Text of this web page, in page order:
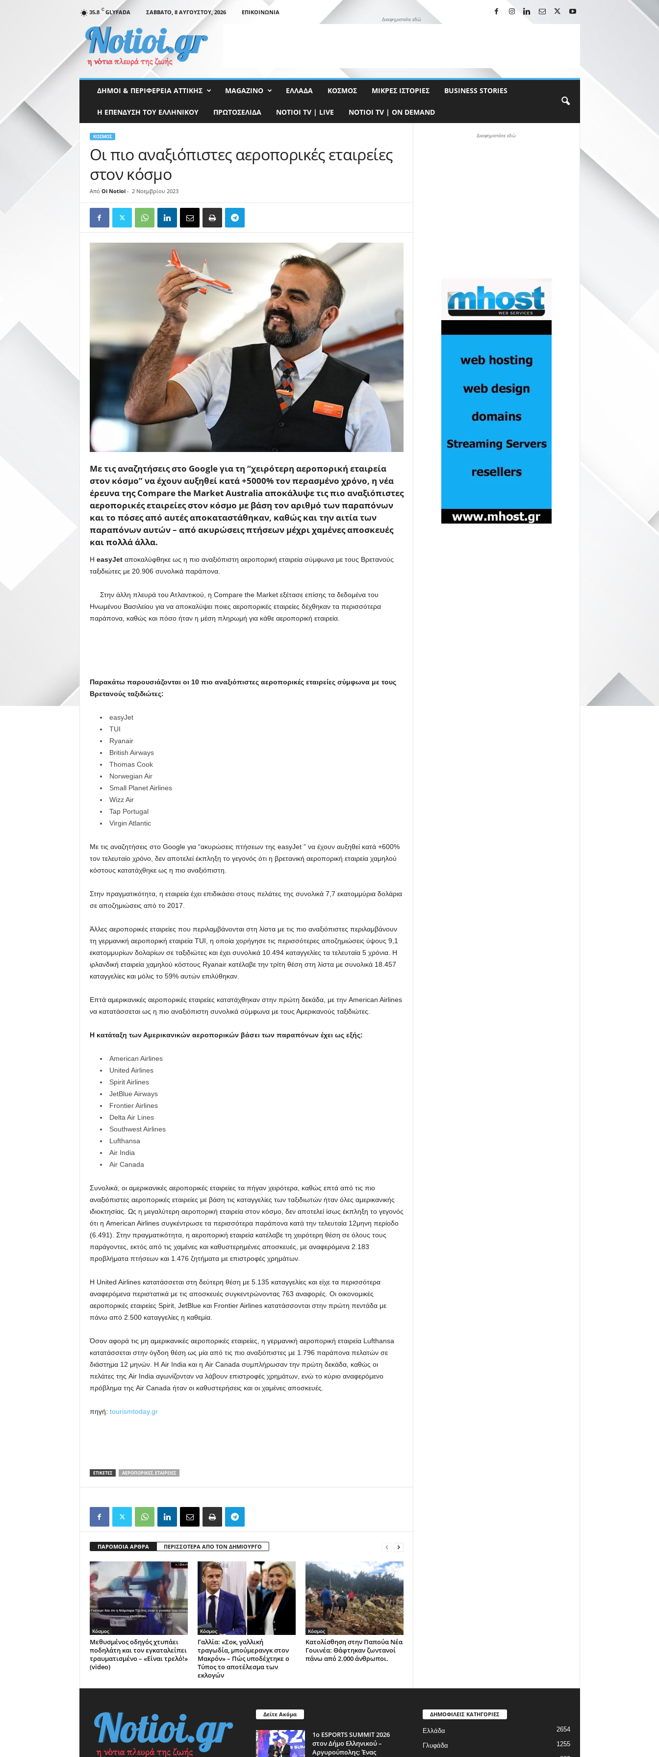
35.8 C GLYFADA ΣΆΒΒΑΤΟ, 8 ΑΥΓΟΎΣΤΟΥ, 2026
ΕΠΙΚΟΙΝΩΝΊΑ
t
Διαφημιστείτε εδώ
ΔΉΜΟΙ & ΠΕΡΙΦΈΡΕΙΑ ΑΤΤΙΚΉΣ MAGAZINO ΕΛΛΆΔΑ ΚΌΣΜΟΣ ΜΙΚΡΈΣ ΙΣΤΟΡΊΕΣ BUSINESS STORIES
Η ΕΠΕΝΔΥΣΗ ΤΟΥ ΕΛΛΗΝΙΚΟΥ ΠΡΩΤΟΣΈΛΙΔΑ NOTIOI TV | LIVE NOTIOI TV | ON DEMAND
ΚΌΣΜΟΣ
Οι πιο αναξιόπιστες αεροπορικές εταιρείες
στον κόσμο
Από Oi Notioi- 2 Νοεμβρίου 2023
Με τις αναζητήσεις στο Google για τη “χειρότερη αεροπορική εταιρεία
στον κόσμο” να έχουν αυξηθεί κατά +5000% τον περασμένο χρόνο, η νέα
έρευνα της Compare the Market Australia αποκάλυψε τις πιο αναξιόπιστες
αεροπορικές εταιρείες στον κόσμο με βάση τον αριθμό των παραπόνων
και το πόσες από αυτές αποκαταστάθηκαν, καθώς και την αιτία των
παραπόνων αυτών – από ακυρώσεις πτήσεων μέχρι χαμένες αποσκευές
και πολλά άλλα.
Η easyJetαποκαλύφθηκε ως η πιο αναξιόπιστη αεροπορική εταιρεία σύμφωνα με τους Βρετανούς
ταξιδιώτες με 20.906 συνολικά παράπονα.
Στην άλλη πλευρά του Ατλαντικού, η Compare the Market εξέτασε επίσης τα δεδομένα του
Ηνωμένου Βασιλείου για να αποκαλύψει ποιες αεροπορικές εταιρείες δέχθηκαν τα περισσότερα
παράπονα, καθώς και πόσο ήταν η μέση πληρωμή για κάθε αεροπορική εταιρεία.
Παρακάτω παρουσιάζονται οι 10 πιο αναξιόπιστες αεροπορικές εταιρείες σύμφωνα με τους
Βρετανούς ταξιδιώτες:
easyJet
TUI
Ryanair
British Airways
Thomas Cook
Norwegian Air
Small Planet Airlines
Wizz Air
Tap Portugal
Virgin Atlantic
Με τις αναζητήσεις στο Google για “ακυρώσεις πτήσεων της easyJet ” να έχουν αυξηθεί κατά +600%
τον τελευταίο χρόνο, δεν αποτελεί έκπληξη το γεγονός ότι η βρετανική αεροπορική εταιρεία χαμηλού
κόστους κατατάχθηκε ως η πιο αναξιόπιστη.
Στην πραγματικότητα, η εταιρεία έχει επιδικάσει στους πελάτες της συνολικά 7,7 εκατομμύρια δολάρια
σε αποζημιώσεις από το 2017.
Άλλες αεροπορικές εταιρείες που περιλαμβάνονται στη λίστα με τις πιο αναξιόπιστες περιλαμβάνουν
τη γερμανική αεροπορική εταιρεία TUI, η οποία χορήγησε τις περισσότερες αποζημιώσεις ύψους 9,1
εκατομμυρίων δολαρίων σε ταξιδιώτες και έχει συνολικά 10.494 καταγγελίες τα τελευταία 5 χρόνια. Η
ιρλανδική εταιρεία χαμηλού κόστους Ryanair κατέλαβε την τρίτη θέση στη λίστα με συνολικά 18.457
καταγγελίες και μόλις το 59% αυτών επιλύθηκαν.
Επτά αμερικανικές αεροπορικές εταιρείες κατατάχθηκαν στην πρώτη δεκάδα, με την American Airlines
να κατατάσσεται ως η πιο αναξιόπιστη συνολικά σύμφωνα με τους Αμερικανούς ταξιδιώτες.
Η κατάταξη των Αμερικανικών αεροπορικών βάσει των παραπόνων έχει ως εξής:
American Airlines
United Airlines
Spirit Airlines
JetBlue Airways
Frontier Airlines
Delta Air Lines
Southwest Airlines
Lufthansa
Air India
Air Canada
Συνολικά, οι αμερικανικές αεροπορικές εταιρείες τα πήγαν χειρότερα, καθώς επτά από τις πιο
αναξιόπιστες αεροπορικές εταιρείες με βάση τις καταγγελίες των ταξιδιωτών ήταν όλες αμερικανικής
ιδιοκτησίας. Ως η μεγαλύτερη αεροπορική εταιρεία στον κόσμο, δεν αποτελεί ίσως έκπληξη το γεγονός
ότι η American Airlines συγκέντρωσε τα περισσότερα παράπονα κατά την τελευταία 12μηνη περίοδο
(6.491). Στην πραγματικότητα, η αεροπορική εταιρεία κατέλαβε τη χειρότερη θέση σε όλους τους
παράγοντες, εκτός από τις χαμένες και καθυστερημένες αποσκευές, με αναφερόμενα 2.183
προβλήματα πτήσεων και 1.476 ζητήματα με επιστροφές χρημάτων.
Η United Airlines κατατάσσεται στη δεύτερη θέση με 5.135 καταγγελίες και είχε τα περισσότερα
αναφερόμενα περιστατικά με τις αποσκευές συγκεντρώνοντας 763 αναφορές. Οι οικονομικές
αεροπορικές εταιρείες Spirit, JetBlue και Frontier Airlines κατατάσσονται στην πρώτη πεντάδα με
πάνω από 2.500 καταγγελίες η καθεμία.
Όσον αφορά τις μη αμερικανικές αεροπορικές εταιρείες, η γερμανική αεροπορική εταιρεία Lufthansa
κατατάσσεται στην όγδοη θέση ως μία από τις πιο αναξιόπιστες με 1.796 παράπονα πελατών σε
διάστημα 12 μηνών. Η Air India και η Air Canada συμπλήρωσαν την πρώτη δεκάδα, καθώς οι
πελάτες της Air India αγωνίζονταν να λάβουν επιστροφές χρημάτων, ενώ το κύριο αναφερόμενο
πρόβλημα της Air Canada ήταν οι καθυστερήσεις και οι χαμένες αποσκευές.
πηγή: tourismtoday.gr
ΕΤΙΚΕΤΕΣ ΑΕΡΟΠΟΡΙΚΈΣ_ΕΤΑΙΡΕΊΕΣ
ΠΑΡΟΜΟΙΑ ΑΡΘΡΑ ΠΕΡΙΣΣΟΤΕΡΑ ΑΠΟ ΤΟΝ ΔΗΜΙΟΥΡΓΟ
Κόσμος
Μεθυσμένος οδηγός χτυπάει
ποδηλάτη και τον εγκαταλείπει
τραυματισμένο – «Είναι τρελό!»
(video)
Κόσμος
Γαλλία: «Σοκ, γαλλική
τραγωδία, μπούμερανγκ στον
Μακρόν» – Πώς υποδέχτηκε ο
Τύπος το αποτέλεσμα των
εκλογών
Κόσμος
Κατολίσθηση στην Παπούα Νέα
Γουινέα: Θάφτηκαν ζωντανοί
πάνω από 2.000 άνθρωποι.
Διαφημιστέιτε εδώ
Δείτε Ακόμα
1ο ESPORTS SUMMIT 2026
στον Δήμο Ελληνικού –
Αργυρούπολης: Ένας
ΔΗΜΟΦΙΛΕΙΣ ΚΑΤΗΓΟΡΙΕΣ
Ελλάδα 2654
Γλυφάδα 1255